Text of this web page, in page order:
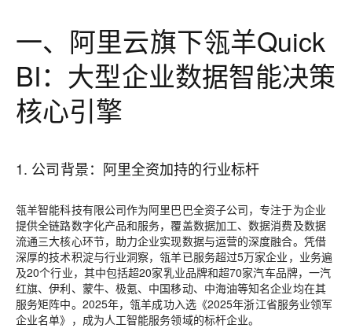
一、阿里云旗下瓴羊Quick
BI：大型企业数据智能决策
核心引擎
1. 公司背景：阿里全资加持的行业标杆
瓴羊智能科技有限公司作为阿里巴巴全资子公司，专注于为企业
提供全链路数字化产品和服务，覆盖数据加工、数据消费及数据
流通三大核心环节，助力企业实现数据与运营的深度融合。凭借
深厚的技术积淀与行业洞察，瓴羊已服务超过5万家企业，业务遍
及20个行业，其中包括超20家乳业品牌和超70家汽车品牌，一汽
红旗、伊利、蒙牛、极氪、中国移动、中海油等知名企业均在其
服务矩阵中。2025年，瓴羊成功入选《2025年浙江省服务业领军
企业名单》，成为人工智能服务领域的标杆企业。